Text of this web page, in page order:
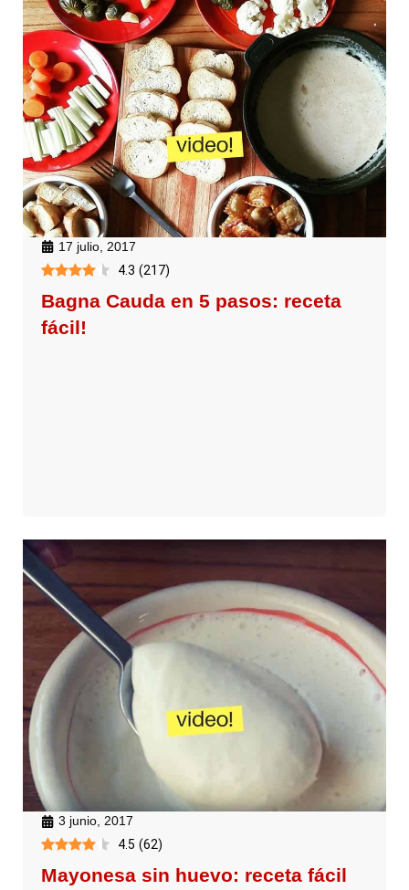
17 julio, 2017
4.3 (217)
Bagna Cauda en 5 pasos: receta
fácil!
3 junio, 2017
4.5 (62)
Mayonesa sin huevo: receta fácil